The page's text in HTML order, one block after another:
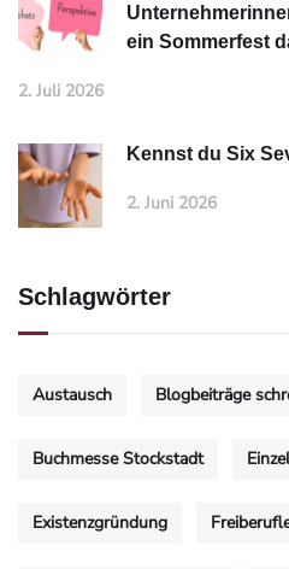
ein Sommerfest
2. Juli 2026
Kennst du Six
2. Juni 2026
Schlagwörter
Austausch Blogbeiträge
Buchmesse Stockstadt
Existenzgründung